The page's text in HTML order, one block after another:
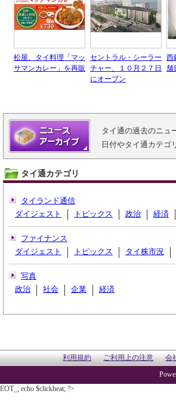
松屋、タイ料理「マッ
サマンカレー」を再販
セントラル・シーラー
チャー、１０月２７日
にオープン
西
舗
タイ通の過去のニュ
日付やタイ通カテゴ
タイ通カテゴリ
タイランド通信
ダイジェスト
トピックス 政治 経済
ファイナンス
ダイジェスト
トピックス タイ株市況
写真
政治
社会 企業 経済
利用規約 ご利用上の注意 会
EOT_; echo $clickheat; ?>